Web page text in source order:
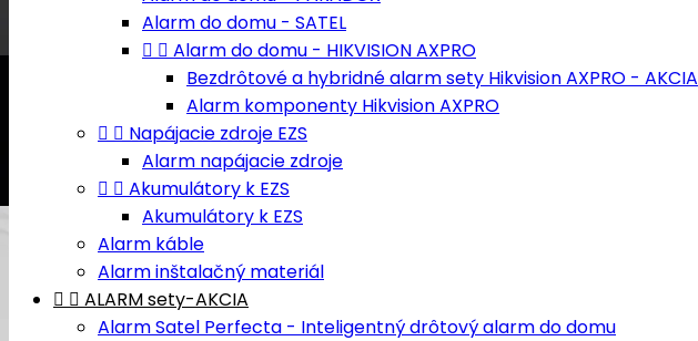
Alarm do domu - SATEL
  Alarm do domu - HIKVISION AXPRO
Bezdrôtové a hybridné alarm sety Hikvision AXPRO - AKCIA
Alarm komponenty Hikvision AXPRO
  Napájacie zdroje EZS
Alarm napájacie zdroje
  Akumulátory k EZS
Akumulátory k EZS
Alarm káble
Alarm inštalačný materiál
  ALARM sety-AKCIA
Alarm Satel Perfecta - Inteligentný drôtový alarm do domu